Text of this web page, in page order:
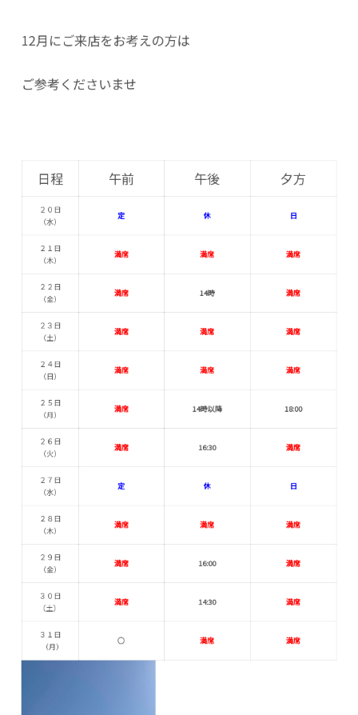
12月にご来店をお考えの方は
ご参考くださいませ
日程 午前 午後 夕方
２０日
（水）
定 休 日
２１日
（木）
満席 満席 満席
２２日
（金）
満席 14時 満席
２３日
（土）
満席 満席 満席
２４日
（日）
満席 満席 満席
２５日
（月）
満席 14時以降 18:00
２６日
（火）
満席 16:30 満席
２７日
（水）
定 休 日
２８日
（木）
満席 満席 満席
２９日
（金）
満席 16:00 満席
３０日
（土）
満席 14:30 満席
３１日
（月）
○ 満席 満席